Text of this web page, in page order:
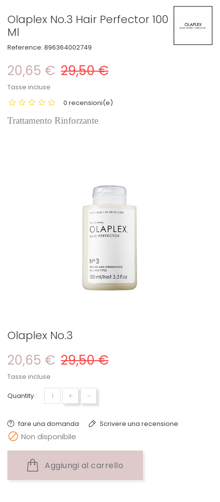
Olaplex No.3 Hair Perfector 100
Ml
Reference: 896364002749
20,65 € 29,50 €
Tasse incluse
0 recensioni(e)
Trattamento Rinforzante
Olaplex No.3
20,65 € 29,50 €
Tasse incluse
Quantity : + -
fare una domanda Scrivere una recensione
 Non disponibile
Aggiungi al carrello